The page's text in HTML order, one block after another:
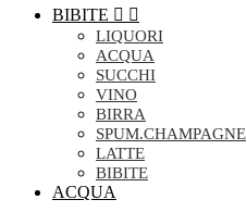
BIBITE  
LIQUORI
ACQUA
SUCCHI
VINO
BIRRA
SPUM.CHAMPAGNE
LATTE
BIBITE
ACQUA